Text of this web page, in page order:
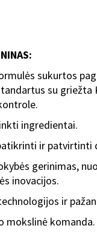
sukurtos
su griežta
ingredientai.
ir patvirtinti
gerinimas,
inovacijos.
ir
mokslinė komanda.